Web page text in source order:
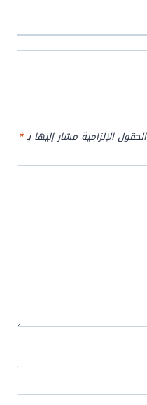
الحقول الإلزامية مشار إليها بـ*